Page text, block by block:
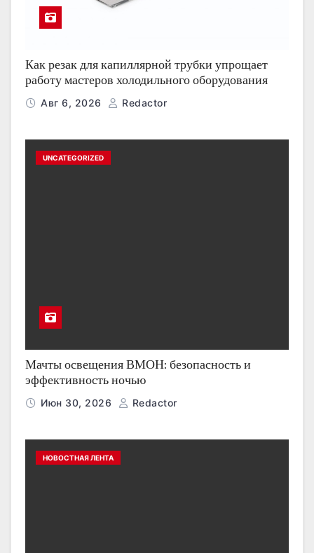
Как резак для капиллярной трубки упрощает
работу мастеров холодильного оборудования
Авг 6, 2026 Redactor
UNCATEGORIZED
Мачты освещения ВМОН: безопасность и
эффективность ночью
Июн 30, 2026 Redactor
НОВОСТНАЯ ЛЕНТА